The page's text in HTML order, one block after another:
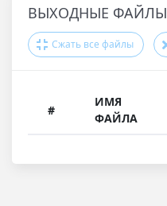
ВЫХОДНЫЕ ФАЙЛЫ
Сжать все файлы
#
ИМЯ
ФАЙЛА